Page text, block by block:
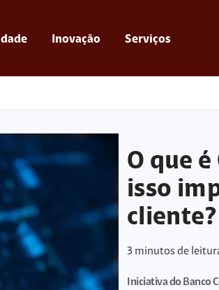
Inovação Serviços
O que
isso
cliente?
3 minutos de
Iniciativa do Banco